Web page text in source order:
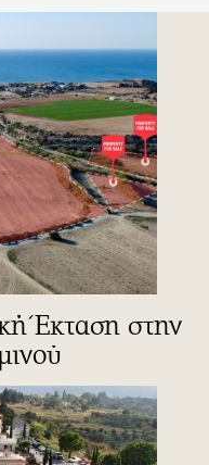
Έκταση στην